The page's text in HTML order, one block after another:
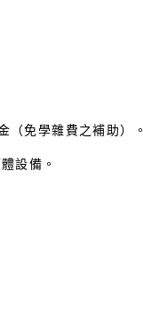
（免學雜費之補助）。
設備。